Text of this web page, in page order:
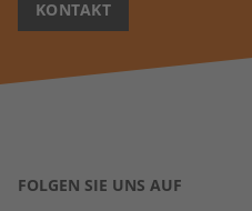
KONTAKT
FOLGEN SIE UNS AUF